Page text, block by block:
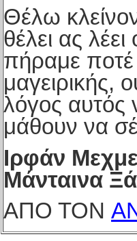
Θέλω
θέλει ας
πήραμε ποτέ
μαγειρικής,
λόγος αυτός
μάθουν να
Ιρφάν
Μάνταινα
ΑΠΟ ΤΟΝ